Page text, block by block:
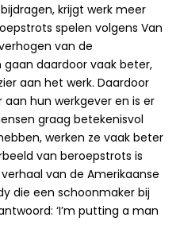
krijgt werk meer
spelen volgens Van
van de
daardoor vaak beter,
aan het werk. Daardoor
aan hun werkgever en is er
graag betekenisvol
werken ze vaak beter
van beroepstrots is
van de Amerikaanse
die een schoonmaker bij
‘I’m putting a man